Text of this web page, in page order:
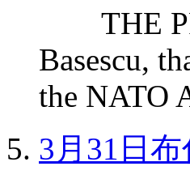
THE
Basescu,
the NATO
3月31日